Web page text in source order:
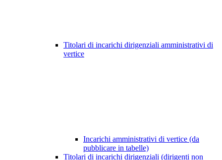
Titolari di incarichi dirigenziali amministrativi di
vertice
Incarichi amministrativi di vertice (da
pubblicare in tabelle)
Titolari di incarichi dirigenziali (dirigenti non